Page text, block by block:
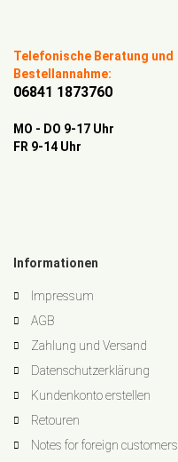
Telefonische Beratung und
Bestellannahme:
06841 1873760
MO - DO 9-17 Uhr
FR 9-14 Uhr
Informationen
Impressum
AGB
Zahlung und Versand
Datenschutzerklärung
Kundenkonto erstellen
Retouren
Notes for foreign customers